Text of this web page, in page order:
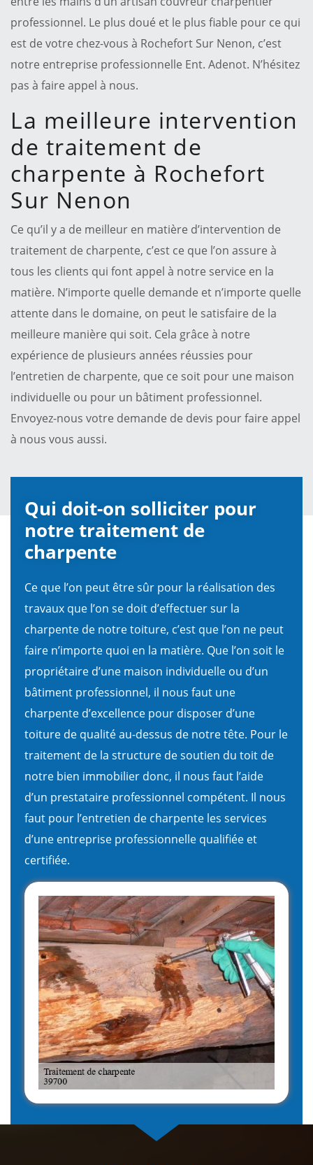
professionnel. Le plus doué et le plus fiable pour ce qui
est de votre chez-vous à Rochefort Sur Nenon, c’est
notre entreprise professionnelle Ent. Adenot. N’hésitez
pas à faire appel à nous.
La meilleure intervention
de traitement de
charpente à Rochefort
Sur Nenon
Ce qu’il y a de meilleur en matière d’intervention de
traitement de charpente, c’est ce que l’on assure à
tous les clients qui font appel à notre service en la
matière. N’importe quelle demande et n’importe quelle
attente dans le domaine, on peut le satisfaire de la
meilleure manière qui soit. Cela grâce à notre
expérience de plusieurs années réussies pour
l’entretien de charpente, que ce soit pour une maison
individuelle ou pour un bâtiment professionnel.
Envoyez-nous votre demande de devis pour faire appel
à nous vous aussi.
Qui doit-on solliciter pour
notre traitement de
charpente
Ce que l’on peut être sûr pour la réalisation des
travaux que l’on se doit d’effectuer sur la
charpente de notre toiture, c’est que l’on ne peut
faire n’importe quoi en la matière. Que l’on soit le
propriétaire d’une maison individuelle ou d’un
bâtiment professionnel, il nous faut une
charpente d’excellence pour disposer d’une
toiture de qualité au-dessus de notre tête. Pour le
traitement de la structure de soutien du toit de
notre bien immobilier donc, il nous faut l’aide
d’un prestataire professionnel compétent. Il nous
faut pour l’entretien de charpente les services
d’une entreprise professionnelle qualifiée et
certifiée.